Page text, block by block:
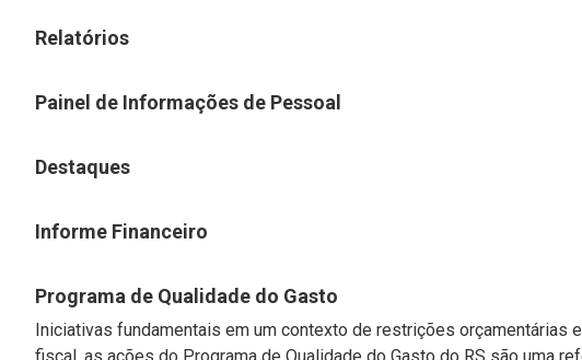
Relatórios
Painel de Informações de Pessoal
Destaques
Informe Financeiro
Programa de Qualidade do Gasto
Iniciativas fundamentais em um contexto de restrições orçamentárias